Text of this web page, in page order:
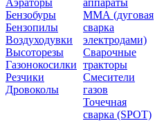
Бензобуры
Бензопилы
Воздуходувки
Высоторезы
Газонокосилки
Резчики
Дровоколы
ММА (дуговая
сварка
электродами)
Сварочные
тракторы
Смесители
газов
Точечная
сварка (SPOT)